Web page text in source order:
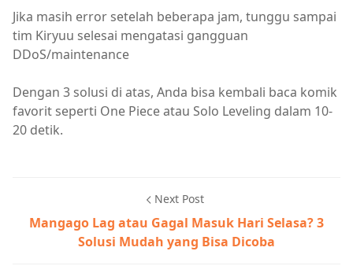
Jika masih error setelah beberapa jam, tunggu sampai
tim Kiryuu selesai mengatasi gangguan
DDoS/maintenance
Dengan 3 solusi di atas, Anda bisa kembali baca komik
favorit seperti One Piece atau Solo Leveling dalam 10-
20 detik.
Next Post
Mangago Lag atau Gagal Masuk Hari Selasa? 3
Solusi Mudah yang Bisa Dicoba